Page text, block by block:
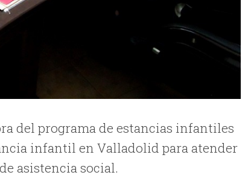
del programa de estancias infantiles
infantil en Valladolid para atender
asistencia social.